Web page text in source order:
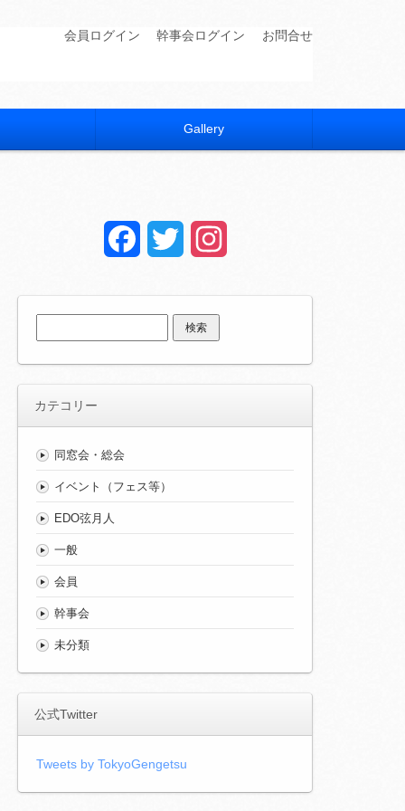
会員ログイン 幹事会ログイン お問合せ
Gallery
FacebookTwitter
索:
カテコリー
同窓会・総会
イベント（フェス等）
EDO弦月人
一般
会員
幹事会
未分類
公式Twitter
Tweets by TokyoGengetsu